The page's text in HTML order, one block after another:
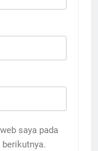
saya pada